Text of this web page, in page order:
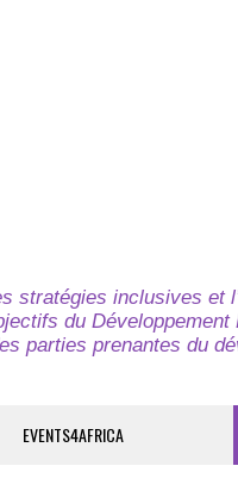
stratégies inclusives et
du Développement
parties prenantes du
EVENTS4AFRICA